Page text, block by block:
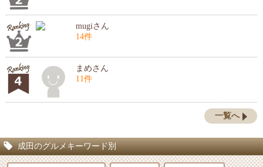
mugiさん
14件
まめさん
11件
一覧へ
成田のグルメキーワード別